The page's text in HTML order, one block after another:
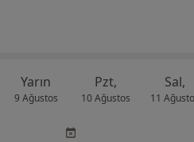
Yarın
9 Ağustos
Pzt,
10 Ağustos
Sal,
11